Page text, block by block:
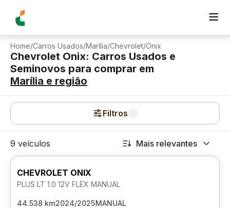
Home/Carros Usados/Marília/Chevrolet/Onix
Chevrolet Onix: Carros Usados e
Seminovos para comprar em
Marília e região
Filtros
9 veículos Mais relevantes
CHEVROLET ONIX
PLUS LT 1.0 12V FLEX MANUAL
44.538 km2024/2025MANUAL